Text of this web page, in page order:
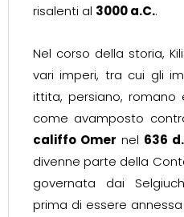
risalenti al 3000 a.C..
Nel corso della storia,
vari imperi, tra cui gli
ittita, persiano, romano
come avamposto
califfo Omer nel 636
divenne parte della
governata dai
prima di essere